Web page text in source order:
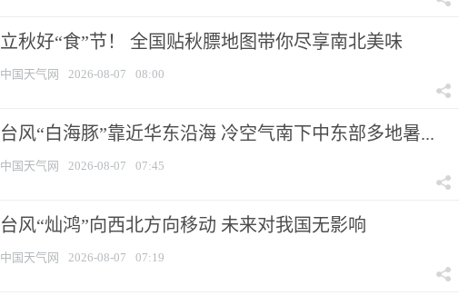
立秋好“食”节！ 全国贴秋膘地图带你尽享南北美味
中国天气网 2026-08-07 08:00
台风“白海豚”靠近华东沿海 冷空气南下中东部多地暑...
中国天气网 2026-08-07 07:45
台风“灿鸿”向西北方向移动 未来对我国无影响
中国天气网 2026-08-07 07:19